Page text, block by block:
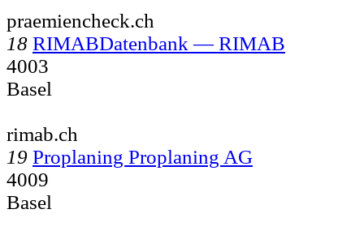
praemiencheck.ch
18 RIMABDatenbank — RIMAB
4003
Basel
rimab.ch
19 Proplaning Proplaning AG
4009
Basel